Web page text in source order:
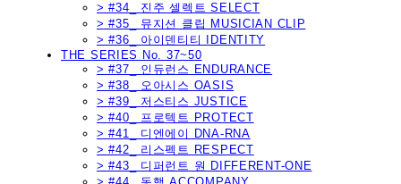
> #34_ 진주 셀렉트 SELECT
> #35_ 뮤지션 클립 MUSICIAN CLIP
> #36_ 아이덴티티 IDENTITY
THE SERIES No. 37~50
> #37_ 인듀런스 ENDURANCE
> #38_ 오아시스 OASIS
> #39_ 저스티스 JUSTICE
> #40_ 프로텍트 PROTECT
> #41_ 디엔에이 DNA-RNA
> #42_ 리스펙트 RESPECT
> #43_ 디퍼런트 원 DIFFERENT-ONE